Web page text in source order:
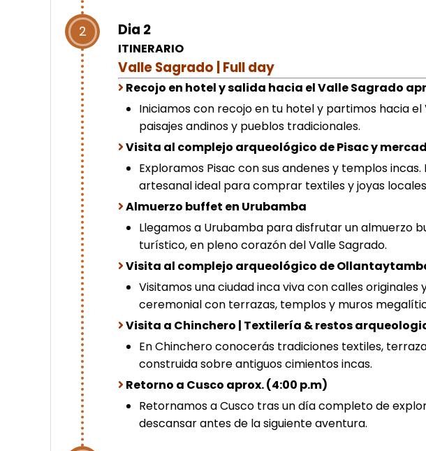
2 Dia 2
ITINERARIO
Valle Sagrado | Full day
Recojo en hotel y salida hacia el Valle Sagrado
Iniciamos con recojo en tu hotel y partimos hacia el
paisajes andinos y pueblos tradicionales.
Visita al complejo arqueológico de Pisac y
Exploramos Pisac con sus andenes y templos
artesanal ideal para comprar textiles y joyas
Almuerzo buffet en Urubamba
Llegamos a Urubamba para disfrutar un almuerzo
turístico, en pleno corazón del Valle Sagrado.
Visita al complejo arqueológico de
Visitamos una ciudad inca viva con calles originales
ceremonial con terrazas, templos y muros
Visita a Chinchero | Textilería & restos
En Chinchero conocerás tradiciones textiles,
construida sobre antiguos cimientos incas.
Retorno a Cusco aprox. (4:00 p.m)
Retornamos a Cusco tras un día completo de
descansar antes de la siguiente aventura.